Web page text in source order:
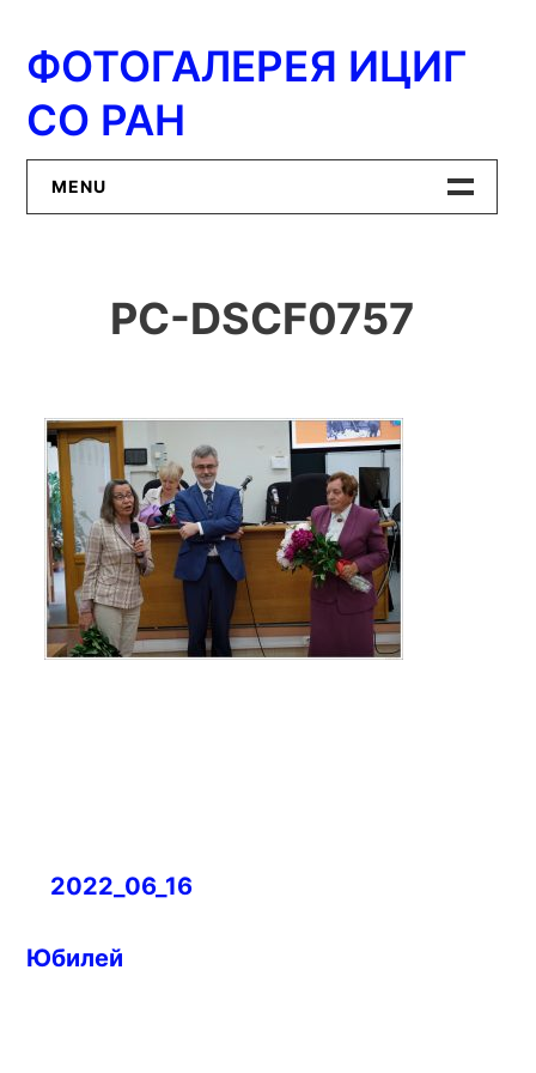
содержимому
ФОТОГАЛЕРЕЯ ИЦИГ
СО РАН
MENU
ИЦиГ СО РАН
PC-DSCF0757
Навигация
записям
2022_06_16
Юбилей